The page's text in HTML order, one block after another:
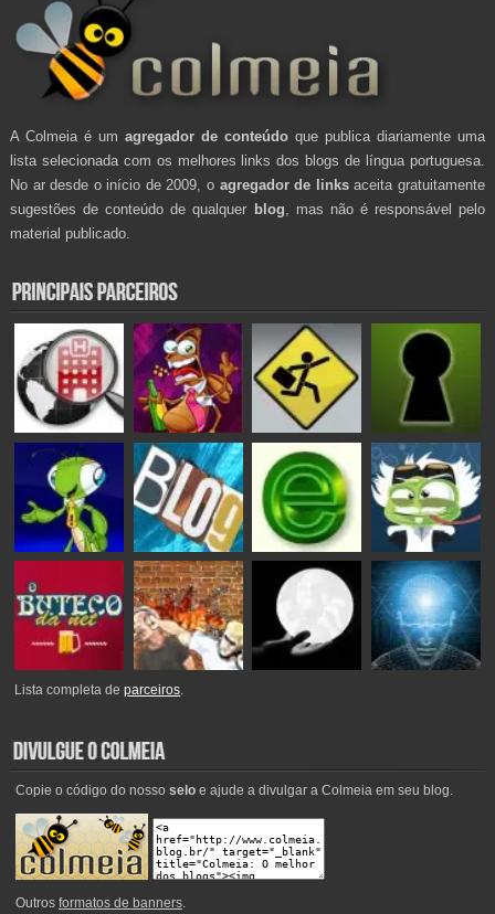
A Colmeia é um agregador de conteúdo que publica diariamente uma
lista selecionada com os melhores links dos blogs de língua portuguesa.
No ar desde o início de 2009, o agregador de linksaceita gratuitamente
sugestões de conteúdo de qualquer blog , mas não é responsável pelo
material publicado.
Lista completa deparceiros.
Copie o código do nosso seloe ajude a divulgar a Colmeia em seu blog.
Outros formatos de banners.